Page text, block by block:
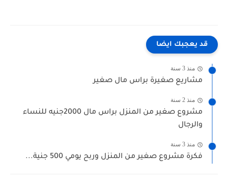
قد يعجبك ايضا
منذ 3 سنة
مشاريع صغيرة براس مال صغير
منذ 2 سنة
مشروع صغير من المنزل براس مال 2000جنيه للنساء
والرجال
منذ 3 سنة
فكرة مشروع صغير من المنزل وربح يومي 500 جنية...